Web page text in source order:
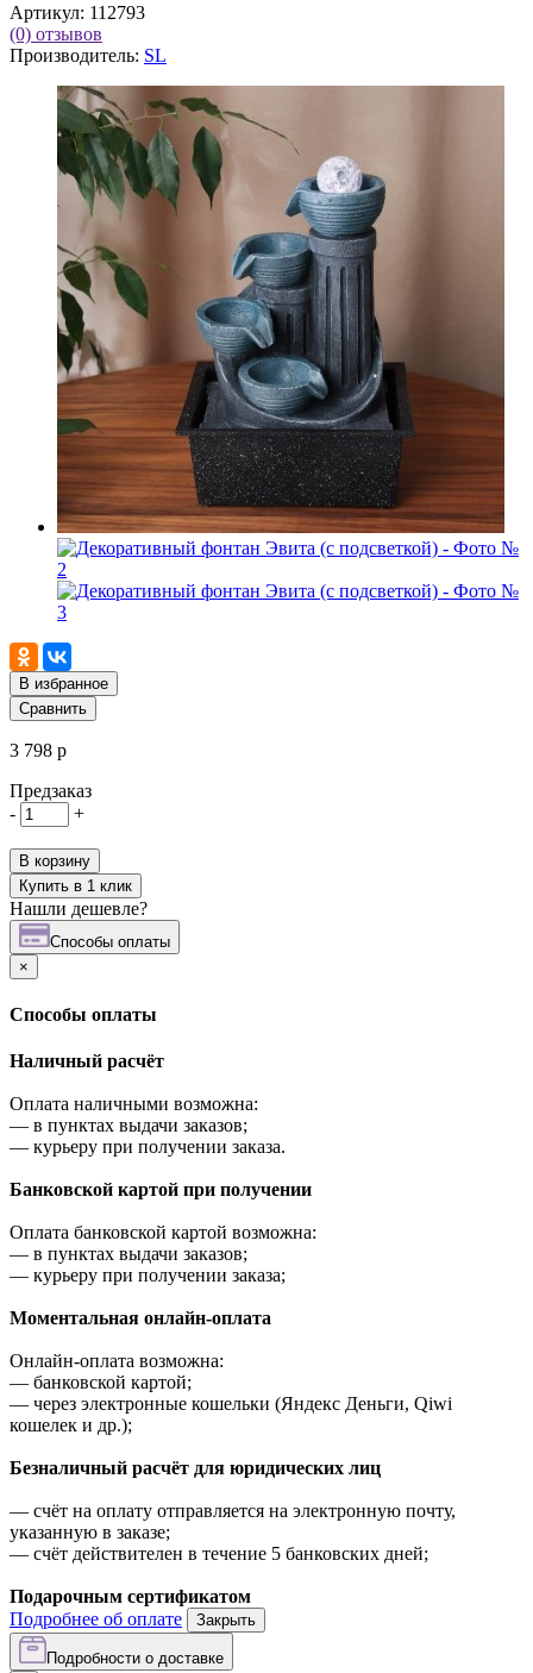
Артикул: 112793
(0) отзывов
Производитель: SL
В избранное
Сравнить
3 798 р
Предзаказ
-
+
В корзину
Купить в 1 клик
Нашли дешевле?
Cпособы оплаты
×
Cпособы оплаты
Наличный расчёт
Оплата наличными возможна:
— в пунктах выдачи заказов;
— курьеру при получении заказа.
Банковской картой при получении
Оплата банковской картой возможна:
— в пунктах выдачи заказов;
— курьеру при получении заказа;
Моментальная онлайн-оплата
Онлайн-оплата возможна:
— банковской картой;
— через электронные кошельки (Яндекс Деньги, Qiwi
кошелек и др.);
Безналичный расчёт для юридических лиц
— счёт на оплату отправляется на электронную почту,
указанную в заказе;
— счёт действителен в течение 5 банковских дней;
Подарочным сертификатом
Подробнее об оплате
Закрыть
Подробности о доставке